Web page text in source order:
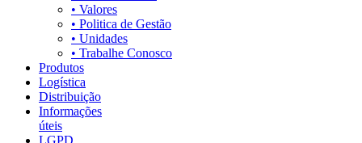
• Valores
• Politica de Gestão
• Unidades
• Trabalhe Conosco
Produtos
Logística
Distribuição
Informações
úteis